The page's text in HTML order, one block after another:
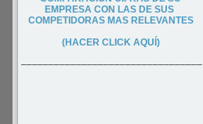
EMPRESA CON LAS DE SUS
COMPETIDORAS MAS RELEVANTES
(HACER CLICK AQUÍ)
–––––––––––––––––––––––––––––––––